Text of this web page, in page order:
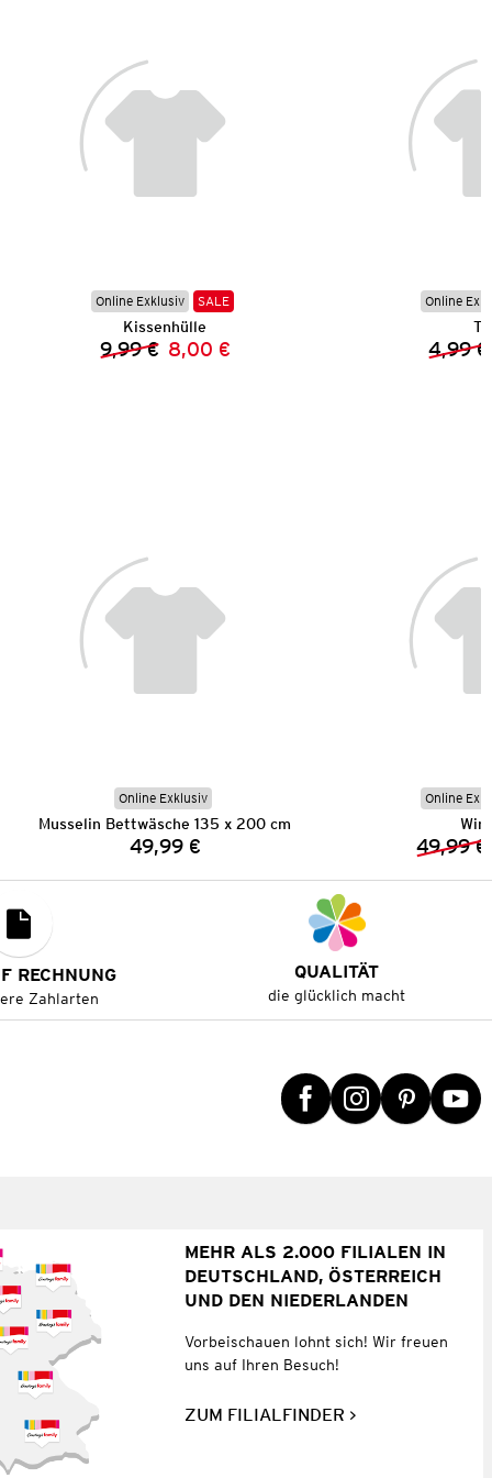
Online Exklusiv SALE
Kissenhülle
Vorheriger Preis:
9,99 € Neuer Preis:
8,00 €
Online
4,99 €
Online Exklusiv
Musselin Bettwäsche 135 x 200 cm
Preis:
49,99 €
Online
49,99 €
RECHNUNG
Zahlarten
QUALITÄT
die glücklich macht
MEHR ALS 2.000 FILIALEN IN
DEUTSCHLAND, ÖSTERREICH
UND DEN NIEDERLANDEN
Vorbeischauen lohnt sich! Wir freuen
uns auf Ihren Besuch!
ZUM FILIALFINDER